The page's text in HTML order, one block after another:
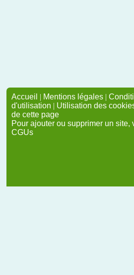
Accueil | Mentions légales |
d'utilisation | Utilisation des
de cette page
Pour ajouter ou supprimer un site,
CGUs